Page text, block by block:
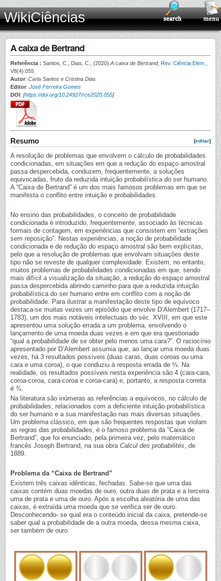
WikiCiências
A caixa de Bertrand
Referência : Santos, C., Dias, C., (2020) A caixa de Bertrand, Rev. Ciência Elem.
V8(4):055
Autor: Carla Santos e Cristina Dias
Editor: José Ferreira Gomes
DOI: [https://doi.org/10.24927/rce2020.055]
[editar]
Resumo
A resolução de problemas que envolvem o cálculo de probabilidades
condicionadas, em situações em que a redução do espaço amostral
passa despercebida, conduzem, frequentemente, a soluções
equivocadas, fruto da reduzida intuição probabilística do ser humano.
A “Caixa de Bertrand” é um dos mais famosos problemas em que se
manifesta o conflito entre intuição e probabilidades.
No ensino das probabilidades, o conceito de probabilidade
condicionada é introduzido, frequentemente, associado às técnicas
formais de contagem, em experiências que consistem em “extrações
sem reposição”. Nestas experiências, a noção de probabilidade
condicionada e de redução do espaço amostral são bem explícitas,
pelo que a resolução de problemas que envolvam situações deste
tipo não se reveste de qualquer complexidade. Existem, no entanto,
muitos problemas de probabilidades condicionadas em que, sendo
mais difícil a visualização da situação, a redução do espaço amostral
passa despercebida abrindo caminho para que a reduzida intuição
probabilística do ser humano entre em conflito com a noção de
probabilidade. Para ilustrar a manifestação deste tipo de equívoco
destaca-se muitas vezes um episódio que envolve D’Alembert (1717–
1783), um dos mais notáveis intelectuais do séc. XVIII, em que este
apresentou uma solução errada a um problema, envolvendo o
lançamento de uma moeda duas vezes e em que era questionado
“qual a probabilidade de se obter pelo menos uma cara?”. O raciocínio
apresentado por D’Alembert assumia que, ao lançar uma moeda duas
vezes, há 3 resultados possíveis (duas caras, duas coroas ou uma
cara e uma coroa), o que conduziu à resposta errada de ⅔. Na
realidade, os resultados possíveis nesta experiência são 4 (cara-cara,
coroa-coroa, cara-coroa e coroa-cara) e, portanto, a resposta correta
é ¾.
Na literatura são inúmeras as referências a equívocos, no cálculo de
probabilidades, relacionados com a deficiente intuição probabilística
do ser humano e a sua manifestação nas mais diversas situações.
Um problema clássico, em que são frequentes respostas que violam
as regras das probabilidades, é o famoso problema da “Caixa de
Bertrand”, que foi enunciado, pela primeira vez, pelo matemático
francês Joseph Bertrand, na sua obra Calcul des probabilités, de
1889.
Problema da “Caixa de Bertrand”
Existem três caixas idênticas, fechadas. Sabe-se que uma das
caixas contém duas moedas de ouro, outra duas de prata e a terceira
uma de prata e uma de ouro. Após a escolha aleatória de uma das
caixas, é extraída uma moeda que se verifica ser de ouro.
Desconhecendo- se qual era o conteúdo inicial da caixa, pretende-se
saber qual a probabilidade de a outra moeda, dessa mesma caixa,
ser também de ouro.